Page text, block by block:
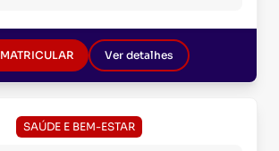
MATRICULAR Ver detalhes
SAÚDE E BEM-ESTAR